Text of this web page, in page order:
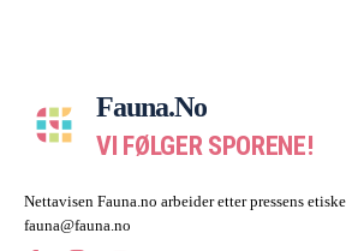
Fauna.no
VI FØLGER SPORENE!
Nettavisen Fauna.no arbeider etter pressens
fauna@fauna.no